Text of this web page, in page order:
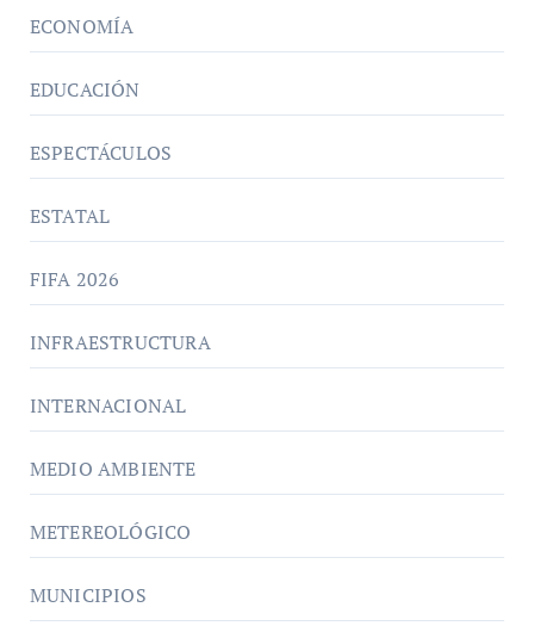
ECONOMÍA
EDUCACIÓN
ESPECTÁCULOS
ESTATAL
FIFA 2026
INFRAESTRUCTURA
INTERNACIONAL
MEDIO AMBIENTE
METEREOLÓGICO
MUNICIPIOS